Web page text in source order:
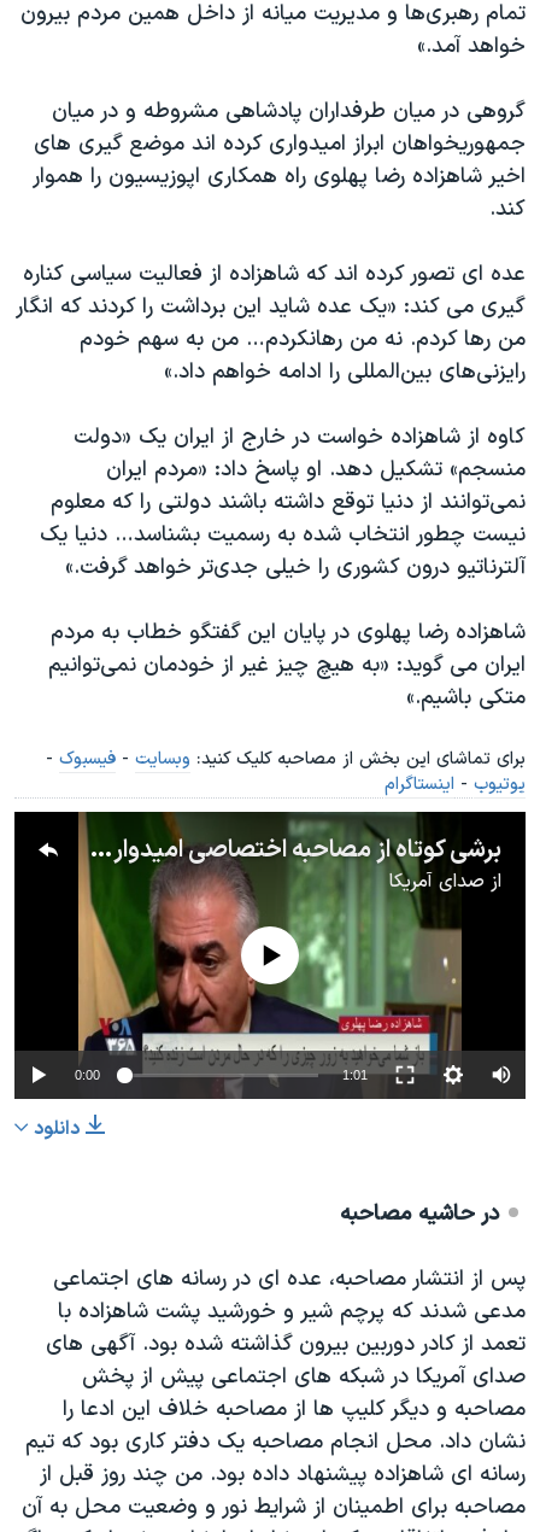
تمام رهبری‌ها و مدیریت میانه از داخل همین مردم بیرون
خواهد آمد.»
گروهی در میان طرفداران پادشاهی مشروطه و در میان
جمهوریخواهان ابراز امیدواری کرده اند موضع گیری های
اخیر شاهزاده رضا پهلوی راه همکاری اپوزیسیون را هموار
کند.
عده ای تصور کرده اند که شاهزاده از فعالیت سیاسی کناره
گیری می کند: «یک عده شاید این برداشت را کردند که انگار
من رها کردم. نه من رهانکردم… من به سهم خودم
رایزنی‌های بین‌المللی را ادامه خواهم داد.»
کاوه از شاهزاده خواست در خارج از ایران یک «دولت
منسجم» تشکیل دهد. او پاسخ داد: «مردم ایران
نمی‌توانند از دنیا توقع داشته باشند دولتی را که معلوم
نیست چطور انتخاب شده به رسمیت بشناسد… دنیا یک
آلترناتیو درون کشوری را خیلی جدی‌تر خواهد گرفت.»
شاهزاده رضا پهلوی در پایان این گفتگو خطاب به مردم
ایران می گوید: «به هیچ چیز غیر از خودمان نمی‌توانیم
متکی باشیم.»
برای تماشای این بخش از مصاحبه کلیک کنید: وبسایت - فیسبوک -
یوتیوب - اینستاگرام
برشی کوتاه از مصاحبه اختصاصی امیدواری شاهزاده رضا پهلوی به کمپین «نه به جمهوری اسلامی»
از صدای آمریکا
No media source currently available
0:00 1:01
دانلود
در حاشیه مصاحبه
پس از انتشار مصاحبه، عده ای در رسانه های اجتماعی
مدعی شدند که پرچم شیر و خورشید پشت شاهزاده با
تعمد از کادر دوربین بیرون گذاشته شده بود. آگهی های
صدای آمریکا در شبکه های اجتماعی پیش از پخش
مصاحبه و دیگر کلیپ ها از مصاحبه خلاف این ادعا را
نشان داد. محل انجام مصاحبه یک دفتر کاری بود که تیم
رسانه ای شاهزاده پیشنهاد داده بود. من چند روز قبل از
مصاحبه برای اطمینان از شرایط نور و وضعیت محل به آن